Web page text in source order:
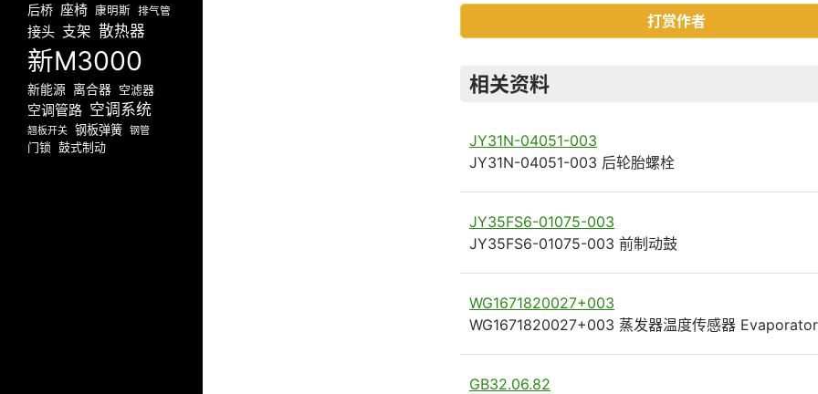
打赏作者
相关资料
JY31N-04051-003
JY31N-04051-003 后轮胎螺栓
JY35FS6-01075-003
JY35FS6-01075-003 前制动鼓
WG1671820027+003
WG1671820027+003 蒸发器温度传感器
GB32.06.82
后桥 座椅 康明斯 排气管
接头 支架 散热器
新M3000
新能源 离合器 空滤器
空调管路 空调系统
翘板开关 钢板弹簧 钢管
门锁 鼓式制动